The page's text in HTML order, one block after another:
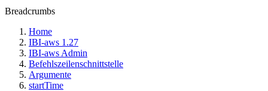
Breadcrumbs
Home
IBI-aws 1.27
IBI-aws Admin
Befehlszeilenschnittstelle
Argumente
startTime